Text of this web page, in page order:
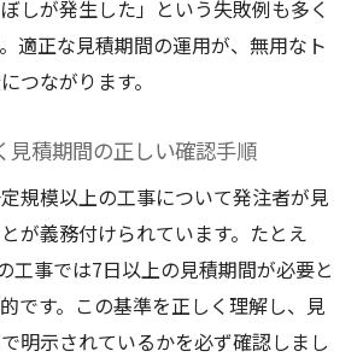
益を最大化する実践的手法
率を高める見積作成の具体的アプ
書の内訳見直しで収益向上を実現
積算基準を基に利益最大化を目指
しが発生した」という失敗例も多く
適正な見積期間の運用が、無用なト
つながります。
見積期間の正しい確認手順
規模以上の工事について発注者が見
が義務付けられています。たとえ
工事では7日以上の見積期間が必要と
です。この基準を正しく理解し、見
明示されているかを必ず確認しまし